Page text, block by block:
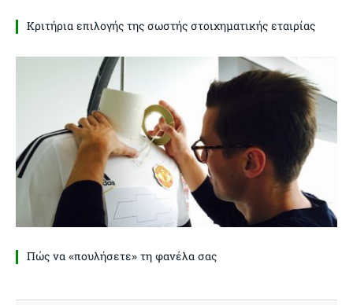
Κριτήρια επιλογής της σωστής στοιχηματικής εταιρίας
Πώς να «πουλήσετε» τη φανέλα σας